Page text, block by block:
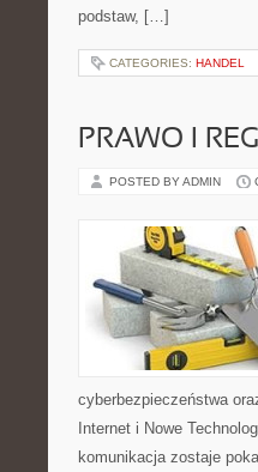
podstaw, […]
CATEGORIES: HANDEL
PRAWO I
POSTED BY ADMIN
cyberbezpieczeństwa
Internet i Nowe
komunikacja zostaje